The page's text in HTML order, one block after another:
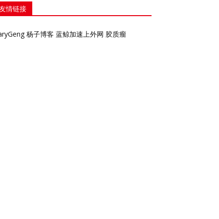
情链接
杨子博客 蓝鲸加速上外网 胶质瘤